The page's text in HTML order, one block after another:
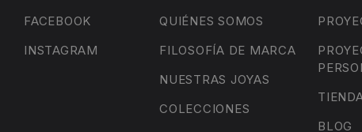
FACEBOOK
INSTAGRAM
QUIÉNES SOMOS
FILOSOFÍA DE MARCA
NUESTRAS JOYAS
COLECCIONES
BLOG